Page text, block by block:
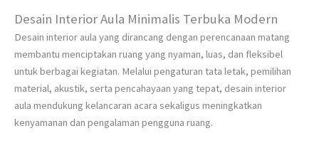
Desain Interior Aula Minimalis Terbuka Modern
Desain interior aula yang dirancang dengan perencanaan matang
membantu menciptakan ruang yang nyaman, luas, dan fleksibel
untuk berbagai kegiatan. Melalui pengaturan tata letak, pemilihan
material, akustik, serta pencahayaan yang tepat, desain interior
aula mendukung kelancaran acara sekaligus meningkatkan
kenyamanan dan pengalaman pengguna ruang.